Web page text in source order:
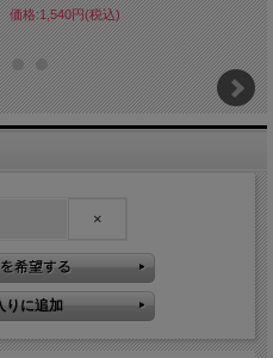
価格:1,540円(税込)
×